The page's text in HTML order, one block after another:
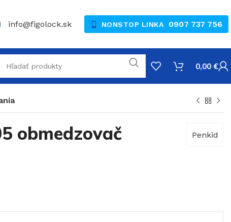
info@figolock.sk NONSTOP LINKA 0907 737 756
0,00 €
obmedzovač
Penkid